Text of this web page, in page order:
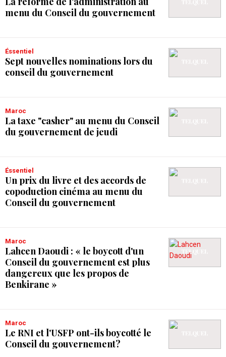
menu du Conseil du gouvernement
Éssentiel
Sept nouvelles nominations lors du
conseil du gouvernement
Maroc
La taxe "casher" au menu du Conseil
du gouvernement de jeudi
Éssentiel
Un prix du livre et des accords de
copoduction cinéma au menu du
Conseil du gouvernement
Maroc
Lahcen Daoudi : « le boycott d'un
Conseil du gouvernement est plus
dangereux que les propos de
Benkirane »
Maroc
Le RNI et l'USFP ont-ils boycotté le
Conseil du gouvernement?